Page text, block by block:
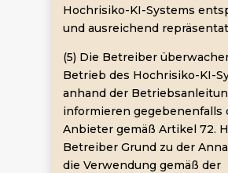
Hochrisiko-KI-Systems
und ausreichend
(5) Die Betreiber
Betrieb des Hochrisiko-KI-
anhand der
informieren gegebenenfalls
Anbieter gemäß Artikel 72.
Betreiber Grund zu der
die Verwendung gemäß der